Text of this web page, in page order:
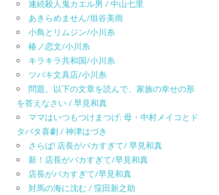
連続殺人鬼カエル男 / 中山七里
あきらめません/垣谷美雨
小鳥とリムジン/小川糸
椿ノ恋文/小川糸
キラキラ共和国/小川糸
ツバキ文具店/小川糸
問題。以下の文章を読んで、家族の幸せの形
を答えなさい / 早見和真
ママはいつもつけまつげ: 母・中村メイコとド
タバタ喜劇 / 神津はづき
さらば! 店長がバカすぎて/ 早見和真
新！店長がバカすぎて/早見和真
店長がバカすぎて/早見和真
対馬の海に沈む / 窪田新之助